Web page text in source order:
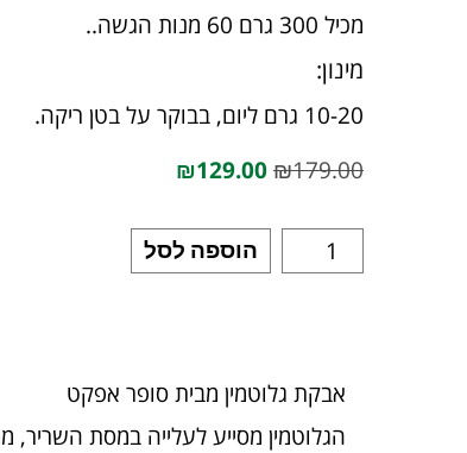
מכיל 300 גרם 60 מנות הגשה..
מינון:
10-20 גרם ליום, בבוקר על בטן ריקה.
₪179.00
₪129.00
הוספה לסל
אבקת גלוטמין מבית סופר אפקט
הגלוטמין מסייע לעלייה במסת השריר,